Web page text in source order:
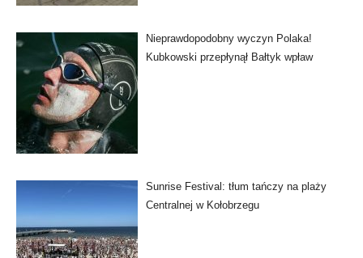
Nieprawdopodobny wyczyn Polaka!
Kubkowski przepłynął Bałtyk wpław
Sunrise Festival: tłum tańczy na plaży
Centralnej w Kołobrzegu